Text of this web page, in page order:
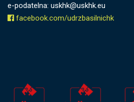
e-podatelna: uskhk@uskhk.eu
facebook.com/udrzbasilnichk